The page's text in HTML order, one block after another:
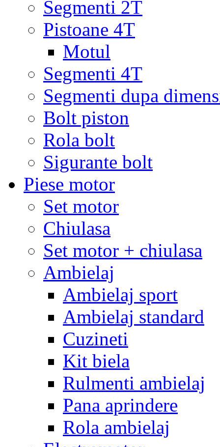
Segmenti 2T
Pistoane 4T
Motul
Segmenti 4T
Segmenti dupa
Bolt piston
Rola bolt
Sigurante bolt
Piese motor
Set motor
Chiulasa
Set motor + chiulasa
Ambielaj
Ambielaj sport
Ambielaj standard
Cuzineti
Kit biela
Rulmenti ambielaj
Pana aprindere
Rola ambielaj